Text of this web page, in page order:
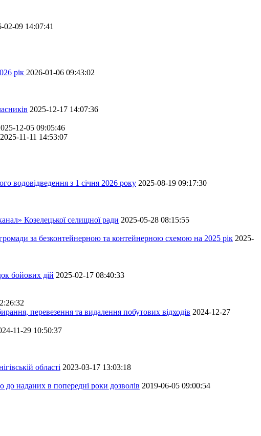
02-09 14:07:41
рік 2026-01-06 09:43:02
2025-12-17 14:07:36
12-05 09:05:46
2025-11-11 14:53:07
водовідведення з 1 січня 2026 року 2025-08-19 09:17:30
Козелецької селищної ради 2025-05-28 08:15:55
за безконтейнерною та контейнерною схемою на 2025 рік 2025-
бойових дій 2025-02-17 08:40:33
перевезення та видалення побутових відходів 2024-12-27
11-29 10:50:37
області 2023-03-17 13:03:18
до наданих в попередні роки дозволів 2019-06-05 09:00:54